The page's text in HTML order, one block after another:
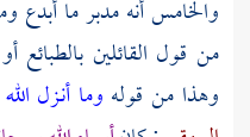
والخامس أنه مدبر ما أبدع
من قول القائلين بالطبائع
وهذا من قوله وما أنـزل